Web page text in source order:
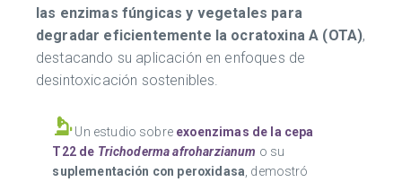
las enzimas fúngicas y vegetales para
degradar eficientemente la ocratoxina A (OTA),
destacando su aplicación en enfoques de
desintoxicación sostenibles.
Un estudio sobre exoenzimas de la cepa
T22 de Trichoderma afroharzianum o su
suplementación con peroxidasa , demostró